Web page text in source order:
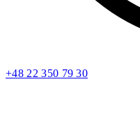
+48 22 350 79 30